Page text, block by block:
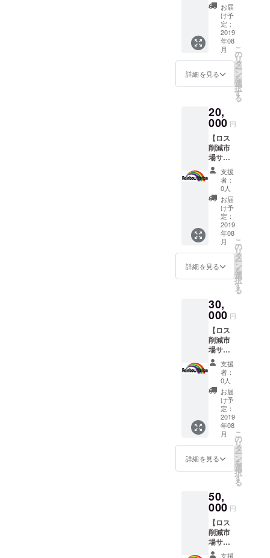
かっても到
達できない
くらい数多
く潜ったの
旅行に出か
んど潜らず
にビーチで
のんびり過
ごすのが好
きです☆
休日は妻＆
愛犬とゆっ
くり散歩を
して過ごし
たり、大好
きなバンド
（イン
ディースな
ほとんどの
方はご存じ
ないかと）
のライブで
思い切り弾
けたりして
います。
ここ数年は
食品ロスや
斜陽産業、
どの社会問
味を抱くよ
うになり、
微力ながら
も少しでも
お役に立ち
名前を
掲載さ
せてい
ただき
ます。
もちろ
ん、
ニック
承りま
す。
【注
意】 必
ず備考
欄に掲
載ご希
望のお
名前を
ご記入
くださ
い。ご
記入が
ない場
合は
CAMPF
IREの
させて
いただ
きます
ので、
ご了承
くださ
い。 ＜
サイト
内商品
2,000円
以内ご
購入権
＞ サイ
ト内に
掲載さ
る商品
の中か
物を
メール
にてご
注文い
ただけ
ます。
府県掲
載(小)＋
サイト
内商品
5,000円
以内ご
購入権
＋サン
クス
メー
ロス削
減市場
サイト
内にお
名前&都
道府県
掲載(小)
＞ サイ
ト内の
支援者
紹介
ページ
にお名
前とお
住まい
の都道
府県を
ます。
もちろ
ん、
ニック
ネーム
や法人
名でも
承りま
す。
【注
意】 必
ず備考
欄に掲
載ご希
望のお
名前と
都道府
い。ご
記入が
ない場
合は
CAMPF
IREの
ユー
お届
け予
定：
2019
年08
月
詳細を見る
こ
の
リ
タ
ー
ン
を
選
択
す
る
20,
000 円
【ロス
削減市
場サイ
ト内に
お名前&
都道府
県掲載
(中)＋サ
イト内
商品
10,000
円以内
ご購入
権＋サ
ンクス
メー
ロス削
減市場
サイト
内にお
名前&都
道府県
掲載(中)
＞ サイ
ト内の
支援者
紹介
ページ
にお名
前とお
住まい
の都道
府県を
ます。
もちろ
ん、
ニック
ネーム
や法人
名でも
支援
者：
0人
お届
け予
定：
2019
年08
月
詳細を見る
こ
の
リ
タ
ー
ン
を
選
択
す
る
30,
000 円
【ロス
削減市
場サイ
ト内に
お名前&
都道府
県掲載
(大)＋サ
イト内
商品
15,000
円以内
ご購入
権＋サ
ンクス
メー
ロス削
減市場
サイト
内にお
名前&都
道府県
掲載(大)
支援
者：
0人
お届
け予
定：
2019
年08
月
詳細を見る
こ
の
リ
タ
ー
ン
を
選
択
す
る
50,
000 円
【ロス
削減市
場サイ
ト内に
支援